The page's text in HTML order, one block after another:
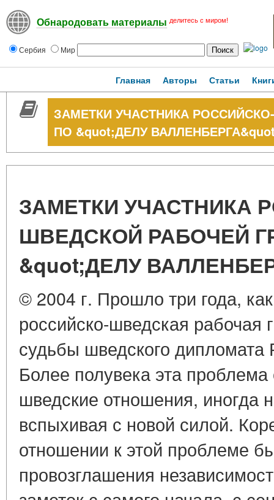
Обнародовать материалы делитесь с миром!
Сербия Мир
Главная Авторы Статьи
ЗАМЕТКИ УЧАСТНИКА
ПО &quot;ДЕЛУ
ЗАМЕТКИ УЧАСТНИКА
ШВЕДСКОЙ РАБОЧЕЙ
&quot;ДЕЛУ
© 2004 г. Прошло три года,
российско-шведская рабочая
судьбы шведского дипломата
Более полувека эта проблема
шведские отношения, иногда
вспыхивая с новой силой.
отношении к этой проблеме
провозглашения